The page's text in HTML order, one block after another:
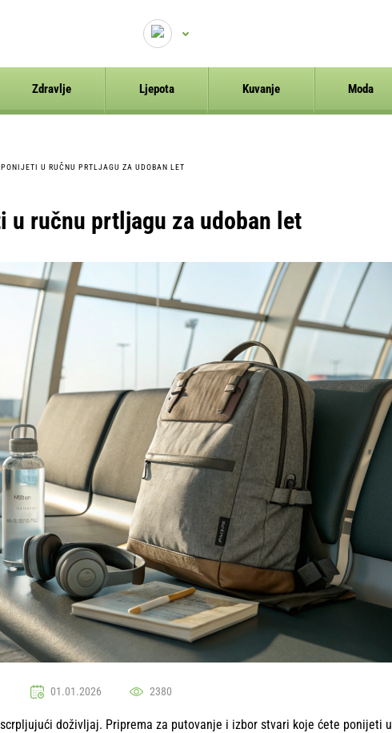
Zdravlje Ljepota Kuvanje Moda
U RUČNU PRTLJAGU ZA UDOBAN LET
u ručnu prtljagu za udoban let
01.01.2026 2380
doživljaj. Priprema za putovanje i izbor stvari koje ćete ponijeti u